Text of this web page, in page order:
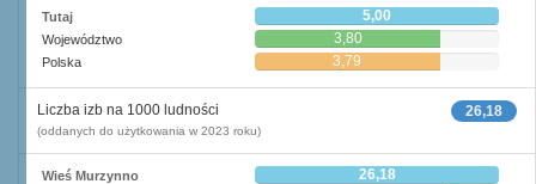
Tutaj 5,00
Województwo 3,80
Polska 3,79
26,18
Liczba izb na 1000 ludności
(oddanych do użytkowania w 2023 roku)
Wieś Murzynno 26,18